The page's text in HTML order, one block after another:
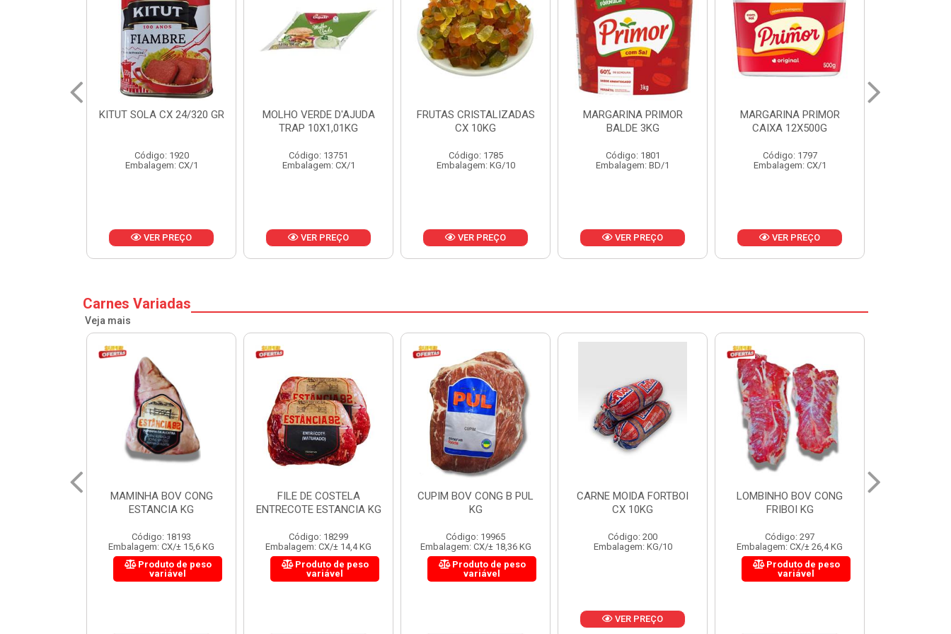
MOLHO VERDE D'AJUDA
Código: 13751
Embalagem: CX/1
VER PREÇO
FRUTAS CRISTALIZADAS
CX 10KG
Código: 1785
Embalagem: KG/10
VER PREÇO
MARGARINA PRIMOR
BALDE 3KG
Código: 1801
Embalagem: BD/1
VER PREÇO
MARGARINA PRIMOR
CAIXA 12X500G
Código: 1797
Embalagem: CX/1
VER PREÇO
MARGARINA PRIMOR CX
24X250G
Código: 1921
Embalagem: CX/1
VER PREÇO
Carnes Variadas
Veja mais
FILE DE COSTELA
ENTRECOTE ESTANCIA KG
Código: 18299
Embalagem: CX/± 14,4 KG
Produto de peso
variável
CUPIM BOV CONG B PUL
KG
Código: 19965
Embalagem: CX/± 18,36 KG
Produto de peso
variável
CARNE MOIDA FORTBOI
CX 10KG
Código: 200
Embalagem: KG/10
LOMBINHO BOV CONG
FRIBOI KG
Código: 297
Embalagem: CX/± 26,4 KG
FIGADO BOV CONG FRIBOI
KG
Código: 222
Embalagem: CX/± 30,12 KG
Produto de peso
variável